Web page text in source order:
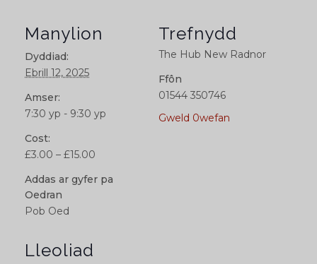
Manylion
Dyddiad:
Ebrill 12, 2025
Amser:
7:30 yp - 9:30 yp
Cost:
£3.00 – £15.00
Addas ar gyfer pa
Oedran
Pob Oed
Lleoliad
Trefnydd
The Hub New Radnor
Ffôn
01544 350746
Gweld 0wefan